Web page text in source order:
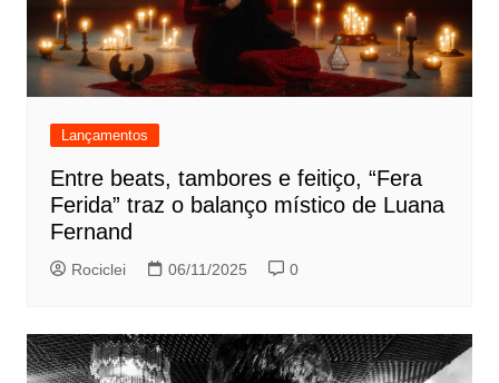
Lançamentos
Entre beats, tambores e feitiço, “Fera
Ferida” traz o balanço místico de Luana
Fernand
Rociclei 06/11/2025 0